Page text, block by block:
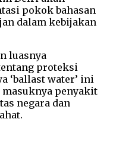
pokok bahasan
dalam kebijakan
luasnya
proteksi
‘ballast water’ ini
masuknya penyakit
negara dan